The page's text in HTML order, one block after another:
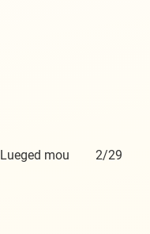
mou
2/29